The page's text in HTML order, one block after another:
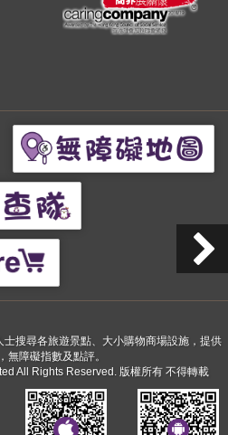
搜尋各旅遊景點、大小購物商場設施，提供
無障礙指數及點評。
All Rights Reserved. 版權所有 不得轉載